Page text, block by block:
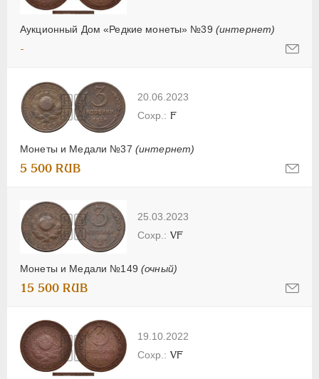
Аукционный Дом «Редкие монеты» №39 (интернет)
-
20.06.2023
Монеты и Медали №37 (интернет)
F
5 500 RUB
25.03.2023
Монеты и Медали №149 (очный)
VF
15 500 RUB
19.10.2022
VF